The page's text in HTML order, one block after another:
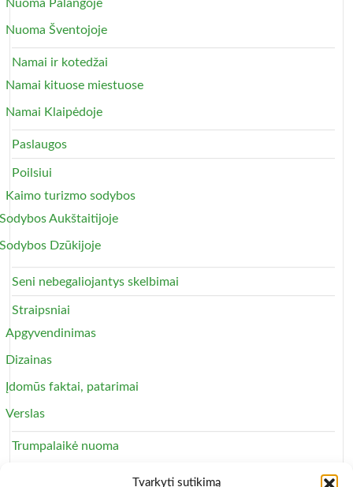
Tvarkyti sutikimą
Nuoma Palangoje
Nuoma Šventojoje
Namai ir kotedžai
Namai kituose miestuose
Namai Klaipėdoje
Paslaugos
Poilsiui
Kaimo turizmo sodybos
Sodybos Aukštaitijoje
Sodybos Dzūkijoje
Seni nebegaliojantys skelbimai
Straipsniai
Apgyvendinimas
Dizainas
Įdomūs faktai, patarimai
Verslas
Trumpalaikė nuoma